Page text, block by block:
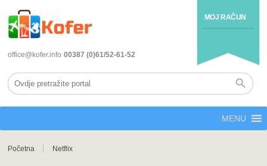
MOJ RAČUN
office@kofer.info 00387 (0)61/52-61-52
MENU
Početna Netflix